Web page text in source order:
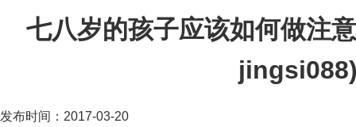
七八岁的孩子应该如何做注
发布时间：2017-03-20